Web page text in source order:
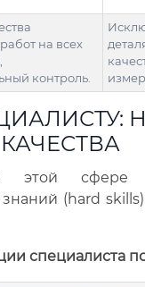
на всех
контроль.
сфере
(hard
специалиста